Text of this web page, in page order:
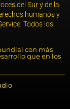
del Sur y de la
humanos y
Todos los
con más
que en los